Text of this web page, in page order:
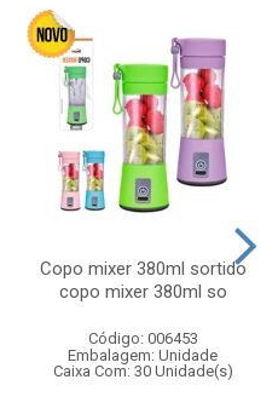
Copo mixer 380ml sortido
copo mixer 380ml so
Código: 006453
Embalagem: Unidade
Caixa Com: 30 Unidade(s)